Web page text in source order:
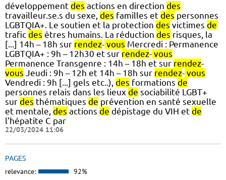
développement des actions en direction des
travailleur.se.s du sexe, des familles et des personnes
LGBTQIA+. Le soutien et la protection des victimes de
trafic des êtres humains. La réduction des risques, la
[...] 14h – 18h sur rendez- vous Mercredi : Permanence
LGBTQIA+ : 9h – 12h30 et sur rendez- vous
Permanence Transgenre : 14h – 18h et sur rendez-
vous Jeudi : 9h – 12h et 14h – 18h sur rendez- vous
Vendredi : 9h [...] gels etc..), des formations de
personnes relais dans les lieux de sociabilité LGBT+
sur des thématiques de prévention en santé sexuelle
et mentale, des actions de dépistage du VIH et de
l’hépatite C par
22/03/2024 11:06
PAGES
relevance: 92%